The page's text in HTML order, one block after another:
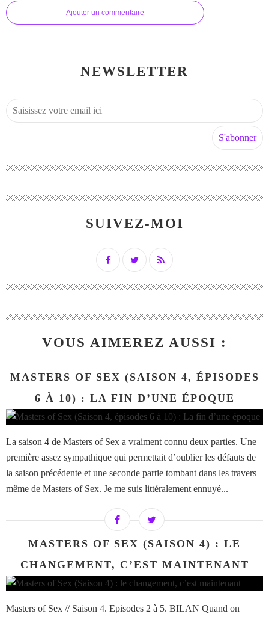
Ajouter un commentaire
NEWSLETTER
SUIVEZ-MOI
VOUS AIMEREZ AUSSI :
MASTERS OF SEX (SAISON 4, ÉPISODES
6 À 10) : LA FIN D’UNE ÉPOQUE
La saison 4 de Masters of Sex a vraiment connu deux parties. Une
première assez sympathique qui permettait d’oublier les défauts de
la saison précédente et une seconde partie tombant dans les travers
même de Masters of Sex. Je me suis littéralement ennuyé...
MASTERS OF SEX (SAISON 4) : LE
CHANGEMENT, C’EST MAINTENANT
Masters of Sex // Saison 4. Episodes 2 à 5. BILAN Quand on